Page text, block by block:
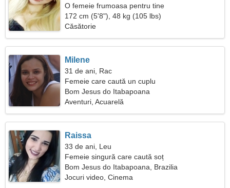
O femeie frumoasa pentru tine
172 cm (5'8"), 48 kg (105 lbs)
Căsătorie
Milene
31 de ani, Rac
Femeie care caută un cuplu
Bom Jesus do Itabapoana
Aventuri, Acuarelă
Raissa
33 de ani, Leu
Femeie singură care caută soț
Bom Jesus do Itabapoana, Brazilia
Jocuri video, Cinema